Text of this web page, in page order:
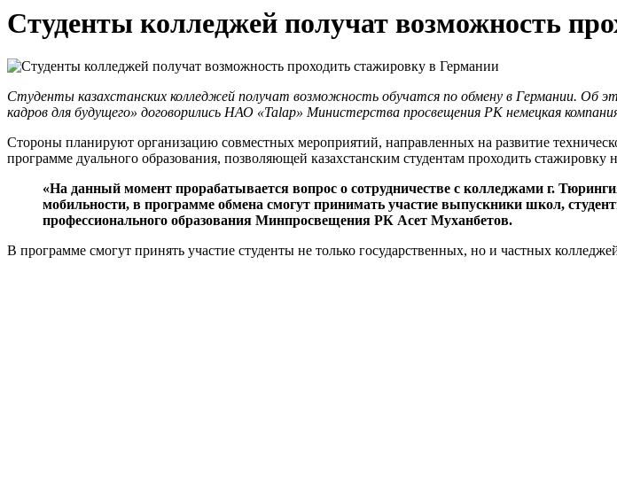
Студенты колледжей получат возможность
Студенты казахстанских колледжей получат возможность обучатся по обмену в Германии. Об
кадров для будущего» договорились НАО «Talap» Министерства просвещения РК немецкая
Стороны планируют организацию совместных мероприятий, направленных на развитие
программе дуального образования, позволяющей казахстанским студентам проходить
«На данный момент прорабатывается вопрос о сотрудничестве с колледжами г.
мобильности, в программе обмена смогут принимать участие выпускники школ,
профессионального образования Минпросвещения РК Асет Муханбетов.
В программе смогут принять участие студенты не только государственных, но и частных